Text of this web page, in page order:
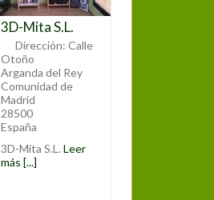
3D-Mita S.L.
Dirección: Calle
Otoño
Arganda del Rey
Comunidad de
Madrid
28500
España
3D-Mita S.L.Leer
más [...]